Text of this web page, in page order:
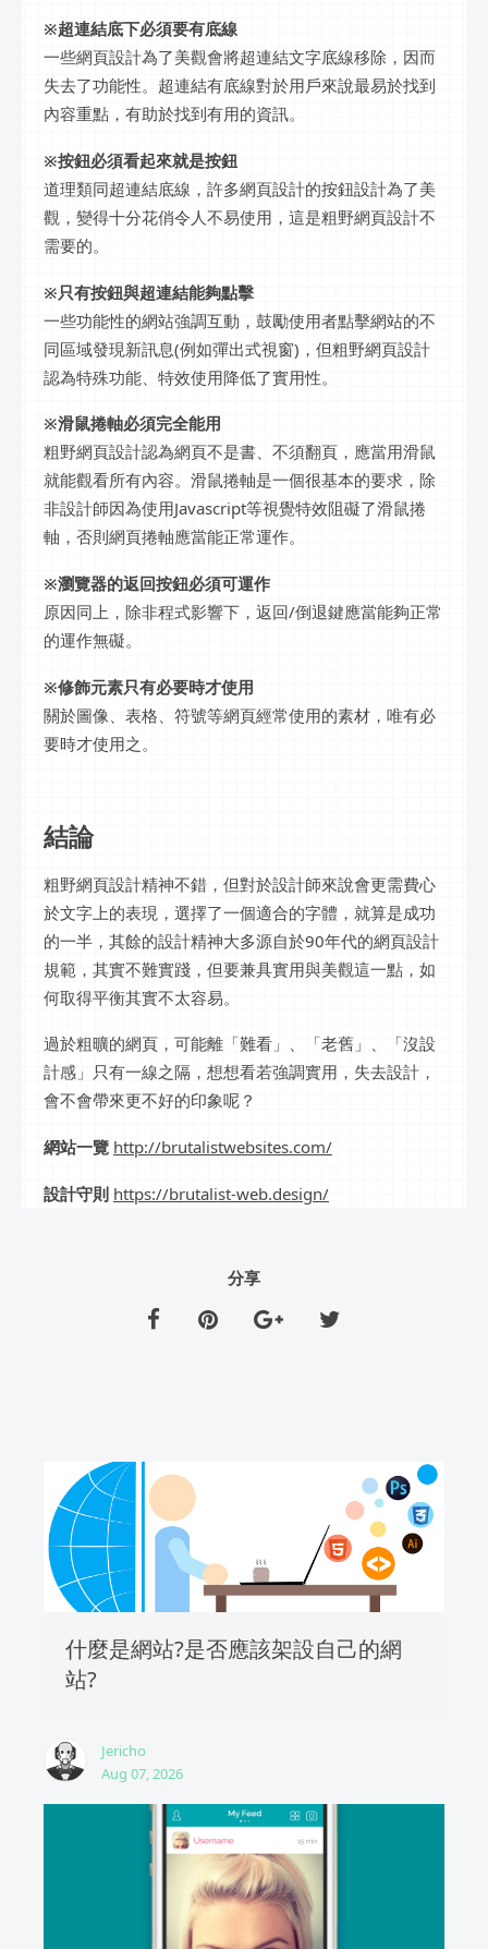
※超連結底下必須要有底線
一些網頁設計為了美觀會將超連結文字底線移除，因而
失去了功能性。超連結有底線對於用戶來說最易於找到
內容重點，有助於找到有用的資訊。
※按鈕必須看起來就是按鈕
道理類同超連結底線，許多網頁設計的按鈕設計為了美
觀，變得十分花俏令人不易使用，這是粗野網頁設計不
需要的。
※只有按鈕與超連結能夠點擊
一些功能性的網站強調互動，鼓勵使用者點擊網站的不
同區域發現新訊息(例如彈出式視窗)，但粗野網頁設計
認為特殊功能、特效使用降低了實用性。
※滑鼠捲軸必須完全能用
粗野網頁設計認為網頁不是書、不須翻頁，應當用滑鼠
就能觀看所有內容。滑鼠捲軸是一個很基本的要求，除
非設計師因為使用Javascript等視覺特效阻礙了滑鼠捲
軸，否則網頁捲軸應當能正常運作。
※瀏覽器的返回按鈕必須可運作
原因同上，除非程式影響下，返回/倒退鍵應當能夠正常
的運作無礙。
※修飾元素只有必要時才使用
關於圖像、表格、符號等網頁經常使用的素材，唯有必
要時才使用之。
結論
粗野網頁設計精神不錯，但對於設計師來說會更需費心
於文字上的表現，選擇了一個適合的字體，就算是成功
的一半，其餘的設計精神大多源自於90年代的網頁設計
規範，其實不難實踐，但要兼具實用與美觀這一點，如
何取得平衡其實不太容易。
過於粗曠的網頁，可能離「難看」、「老舊」、「沒設
計感」只有一線之隔，想想看若強調實用，失去設計，
會不會帶來更不好的印象呢？
網站一覽 http://brutalistwebsites.com/
設計守則 https://brutalist-web.design/
分享
什麼是網站?是否應該架設自己的網
站?
Jericho
Aug 07, 2026